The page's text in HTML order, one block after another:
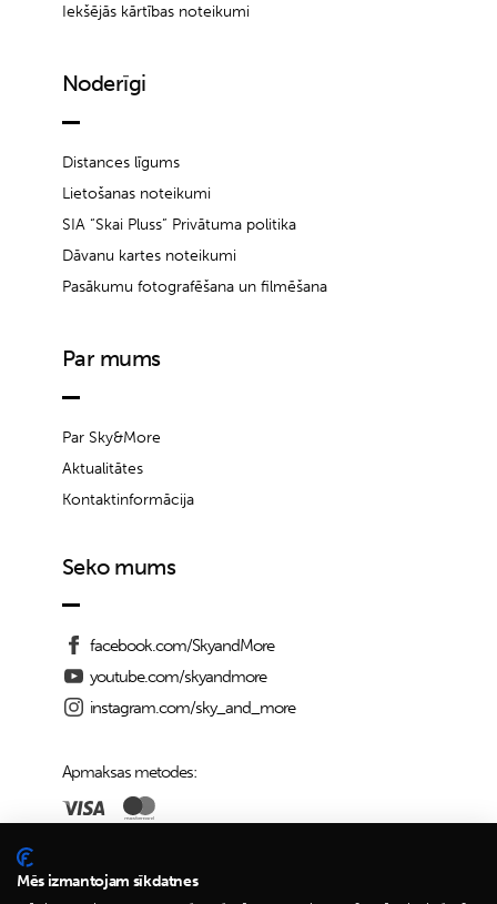
Iekšējās kārtības noteikumi
Noderīgi
Distances līgums
Lietošanas noteikumi
SIA “Skai Pluss” Privātuma politika
Dāvanu kartes noteikumi
Pasākumu fotografēšana un filmēšana
Par mums
Par Sky&More
Aktualitātes
Kontaktinformācija
Seko mums
facebook.com/SkyandMore
youtube.com/skyandmore
instagram.com/sky_and_more
Apmaksas metodes:
Piegādes iespējas:
Mēs izmantojam sīkdatnes